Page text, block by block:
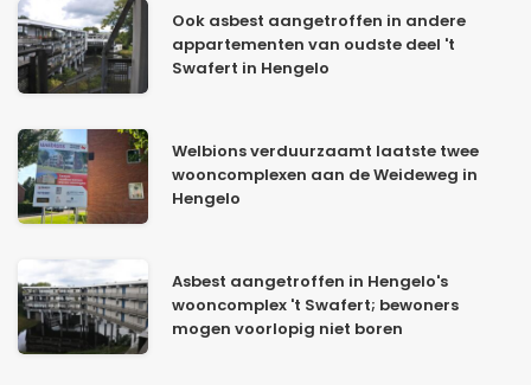
Ook asbest aangetroffen in andere
appartementen van oudste deel 't
Swafert in Hengelo
Welbions verduurzaamt laatste twee
wooncomplexen aan de Weideweg in
Hengelo
Asbest aangetroffen in Hengelo's
wooncomplex 't Swafert; bewoners
mogen voorlopig niet boren